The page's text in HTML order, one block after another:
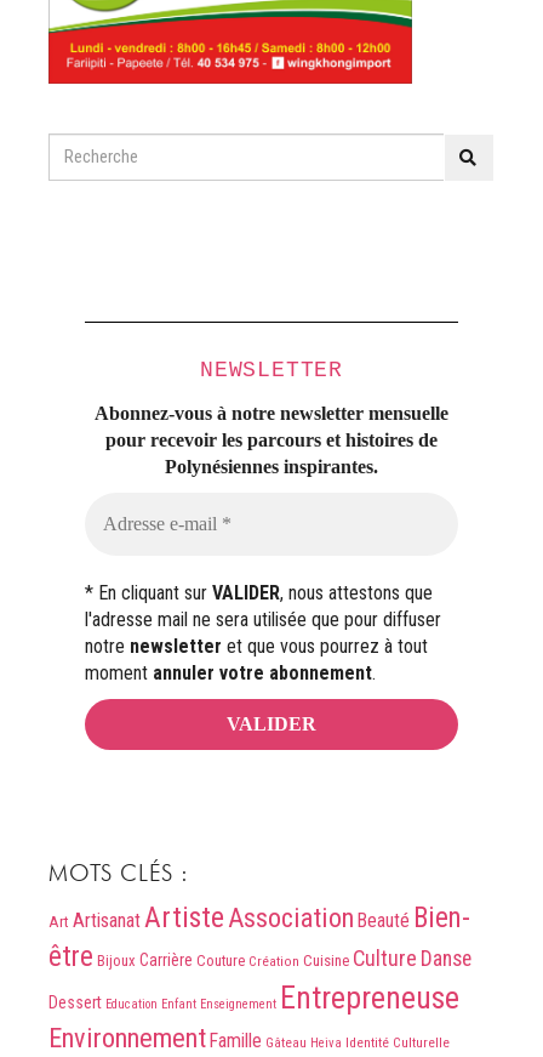
NEWSLETTER
Abonnez-vous à notre newsletter mensuelle
pour recevoir les parcours et histoires de
Polynésiennes inspirantes.
* En cliquant sur VALIDER, nous attestons que
l'adresse mail ne sera utilisée que pour diffuser
notre newsletter et que vous pourrez à tout
moment annuler votre abonnement.
MOTS CLÉS :
Art ArtisanatArtisteAssociation Beauté Bien-
être Bijoux Carrière Couture Création Cuisine Culture Danse
Dessert Education Enfant Enseignement Entrepreneuse
EnvironnementFamille Gâteau Heiva Identité Culturelle